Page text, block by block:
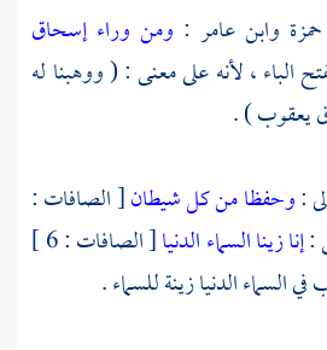
حمزة وابن عامر : ومن وراء إسحاق
71 ] بفتح الباء ، لأنه على معنى : ( ووهبنا له
يعقوب ) .
:وحفظا من كل شيطان[ الصافات :
إنا زينا السماء الدنيا
[ الصافات : 6 ]
السماء الدنيا زينة للسماء .